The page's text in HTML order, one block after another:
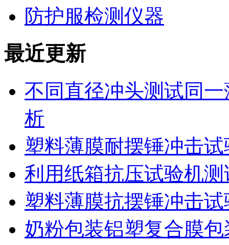
防护服检测仪器
最近更新
不同直径冲头测试同
析
塑料薄膜耐摆锤冲击
利用纸箱抗压试验机
塑料薄膜抗摆锤冲击
奶粉包装铝塑复合膜